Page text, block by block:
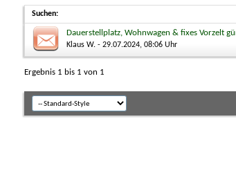
Suchen:
Dauerstellplatz, Wohnwagen & fixes Vorzelt
Klaus W. - 29.07.2024, 08:06 Uhr
Ergebnis 1 bis 1 von 1